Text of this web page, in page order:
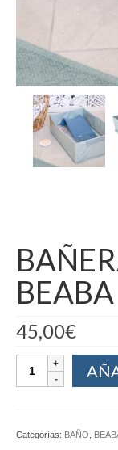
BEABA
45,00€
Categorías: BAÑO